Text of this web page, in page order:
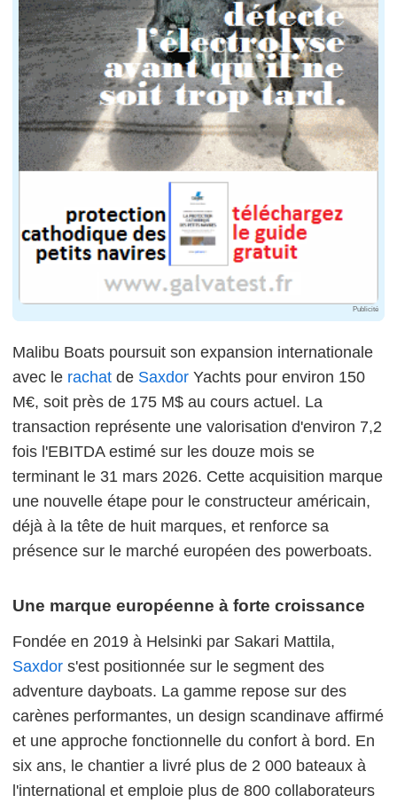
Publicité
Malibu Boats poursuit son expansion internationale
avec le rachat de Saxdor Yachts pour environ 150
M€, soit près de 175 M$ au cours actuel. La
transaction représente une valorisation d'environ 7,2
fois l'EBITDA estimé sur les douze mois se
terminant le 31 mars 2026. Cette acquisition marque
une nouvelle étape pour le constructeur américain,
déjà à la tête de huit marques, et renforce sa
présence sur le marché européen des powerboats.
Une marque européenne à forte croissance
Fondée en 2019 à Helsinki par Sakari Mattila,
Saxdor s'est positionnée sur le segment des
adventure dayboats. La gamme repose sur des
carènes performantes, un design scandinave affirmé
et une approche fonctionnelle du confort à bord. En
six ans, le chantier a livré plus de 2 000 bateaux à
l'international et emploie plus de 800 collaborateurs